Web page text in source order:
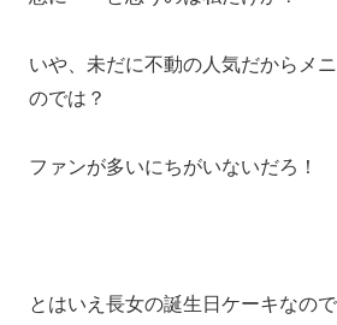
いや、未だに不動の人気だからメ
のでは？
ファンが多いにちがいないだろ！
とはいえ長女の誕生日ケーキなの